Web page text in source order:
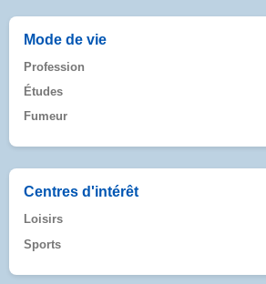
Mode de vie
Profession
Études
Fumeur
Centres d'intérêt
Loisirs
Sports